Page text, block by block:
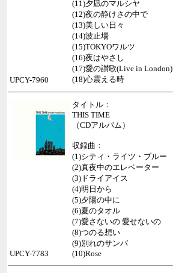
(11)夕凪のマルシヤ
(12)夜の静けさの中で
(13)美しい日々
(14)波止場
(15)TOKYOワルツ
(16)夜はやさし
(17)愛の讃歌(Live in London)
(18)心震える時
UPCY-7960
タイトル：
THIS TIME
（CDアルバム）
収録曲：
(1)シティ・ライツ・ブルー
(2)真夜中のエレベーター
(3)ドライアイス
(4)明日から
(5)夕陽の中に
(6)夏のタオル
(7)愛さないの 愛せないの
(8)つのる想い
(9)別れのサンバ
(10)Rose
UPCY-7783